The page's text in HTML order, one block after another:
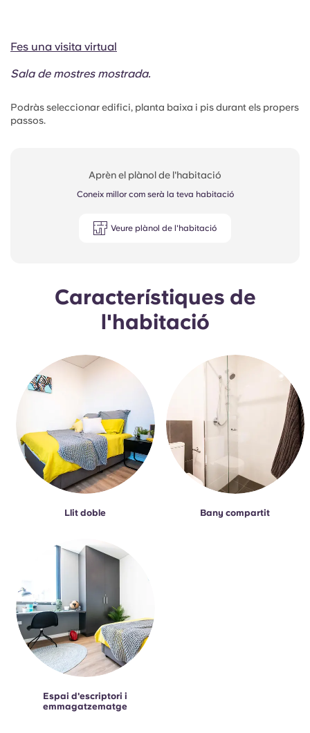
Fes una visita virtual
Sala de mostres mostrada.
Podràs seleccionar edifici, planta baixa i pis durant els propers
passos.
Aprèn el plànol de l'habitació
Coneix millor com serà la teva habitació
Veure plànol de l'habitació
Característiques de
l'habitació
Llit doble Bany compartit
Espai d'escriptori i
emmagatzematge